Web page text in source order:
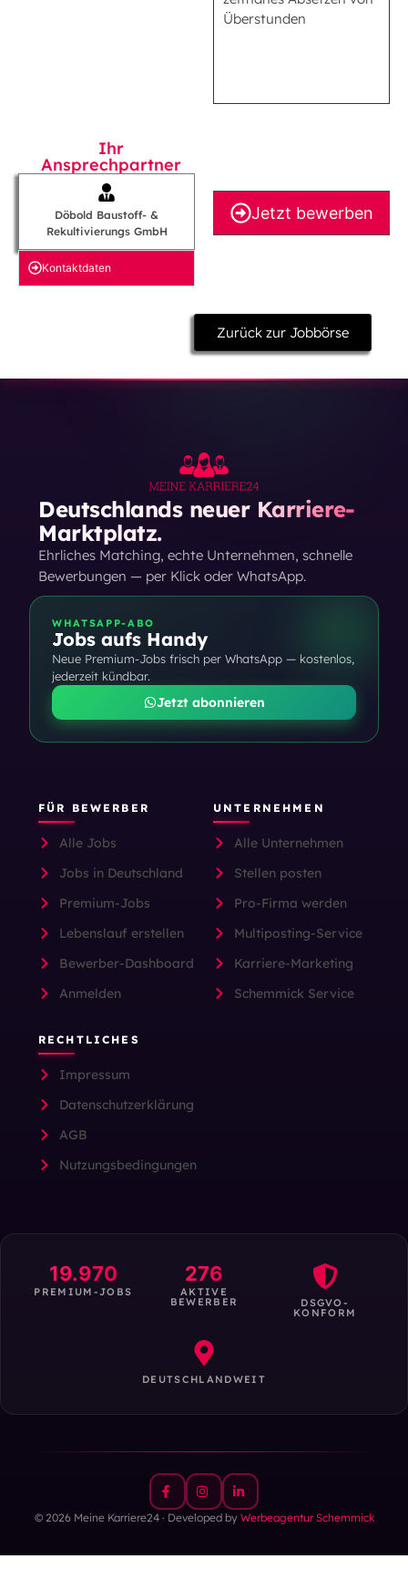
Überstunden
Ihr
Ansprechpartner
Döbold Baustoff- &
Rekultivierungs GmbH
Kontakt­daten
Jetzt bewerben
Zurück zur Jobbörse
Deutschlands neuer Karriere-
Marktplatz.
Ehrliches Matching, echte Unternehmen, schnelle
Bewerbungen — per Klick oder WhatsApp.
WHATSAPP-ABO
Jobs aufs Handy
Neue Premium-Jobs frisch per WhatsApp — kostenlos,
jederzeit kündbar.
Jetzt abonnieren
FÜR BEWERBER
Alle Jobs
Jobs in Deutschland
Premium-Jobs
Lebenslauf erstellen
Bewerber-Dashboard
Anmelden
UNTERNEHMEN
Alle Unternehmen
Stellen posten
Pro-Firma werden
Multiposting-Service
Karriere-Marketing
Schemmick Service
RECHTLICHES
Impressum
Datenschutzerklärung
AGB
Nutzungsbedingungen
19.970
PREMIUM-JOBS
276
AKTIVE
BEWERBER DSGVO-
KONFORM
DEUTSCHLANDWEIT
© 2026 Meine Karriere24 · Developed by Werbeagentur Schemmick